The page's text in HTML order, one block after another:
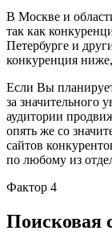
В Москве и
так как
Петербурге и
конкуренция
Если Вы
за значительного
аудитории
опять же со
сайтов
по любому из
Фактор 4
Поисковая